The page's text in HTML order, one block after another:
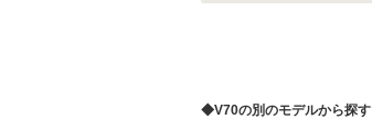
◆V70の別のモデルから探す